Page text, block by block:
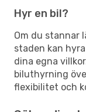
Hyr en bil?
Om du stannar
staden kan
dina egna
biluthyrning
flexibilitet och